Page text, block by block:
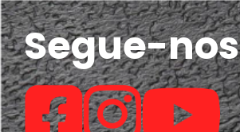
Segue-nos